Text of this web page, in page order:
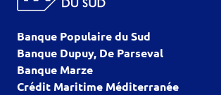
Banque Populaire du Sud
Banque Dupuy, De Parseval
Banque Marze
Crédit Maritime Méditerranée